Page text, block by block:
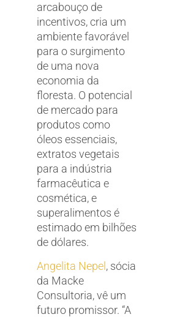
arcabouço de
incentivos, cria um
ambiente favorável
para o surgimento
de uma nova
economia da
floresta. O potencial
de mercado para
produtos como
óleos essenciais,
extratos vegetais
para a indústria
farmacêutica e
cosmética, e
superalimentos é
estimado em bilhões
de dólares.
Angelita Nepel, sócia
da Macke
Consultoria, vê um
futuro promissor. “A